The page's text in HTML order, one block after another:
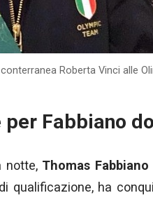
Roberta Vinci alle
Fabbiano
notte, Thomas Fabbiano
qualificazione, ha